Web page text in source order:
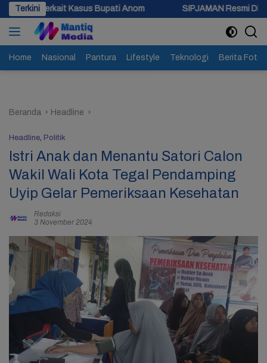
Langsung
ke
konten
Terkini
Bupati Anom SIPJAMAN Resmi Diluncurkan, Pemkab
Home Nasional Pantura Lifestyle Teknologi Berita Foto
Beranda Headline
Headline, Politik
Istri Anak dan Menantu Satori Calon
Wakil Wali Kota Tegal Pendamping
Uyip Gelar Pemeriksaan Kesehatan
Redaksi
3 November 2024